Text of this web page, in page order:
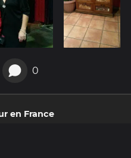
0
en France